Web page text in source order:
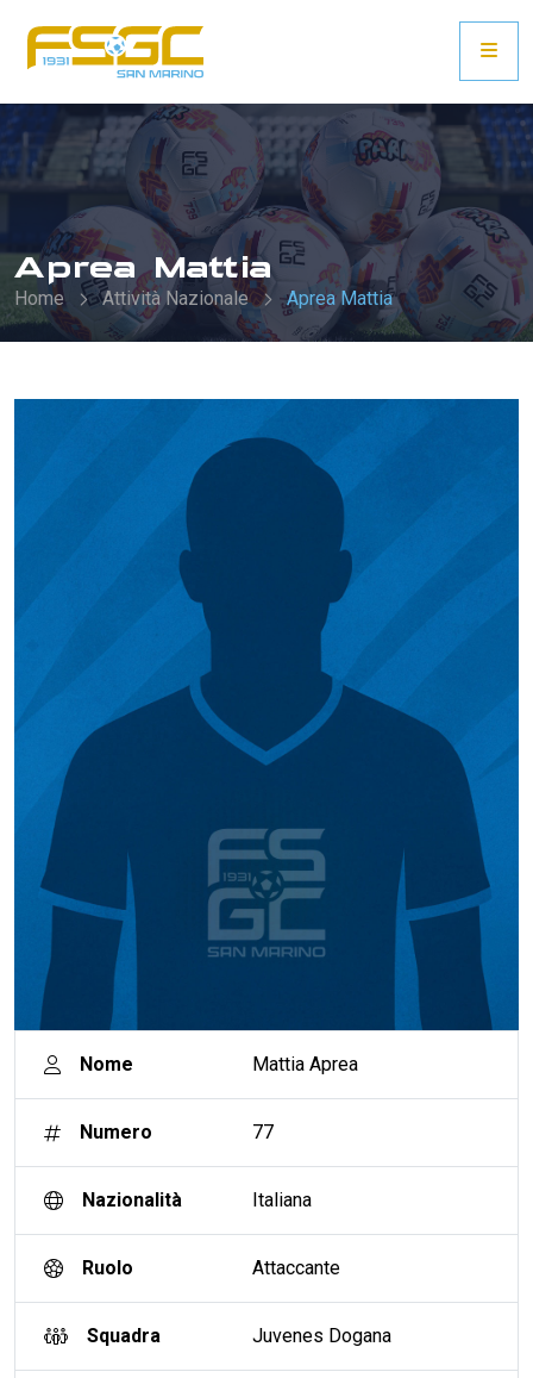
Aprea Mattia
Home Attività Nazionale Aprea Mattia
Nome Mattia Aprea
Numero 77
Nazionalità Italiana
Ruolo Attaccante
Squadra Juvenes Dogana